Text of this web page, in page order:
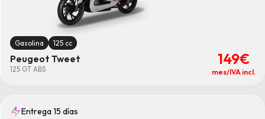
Gasolina 125 cc
Peugeot Tweet
125 GT ABS
149€
mes/IVA incl.
Entrega 15 días